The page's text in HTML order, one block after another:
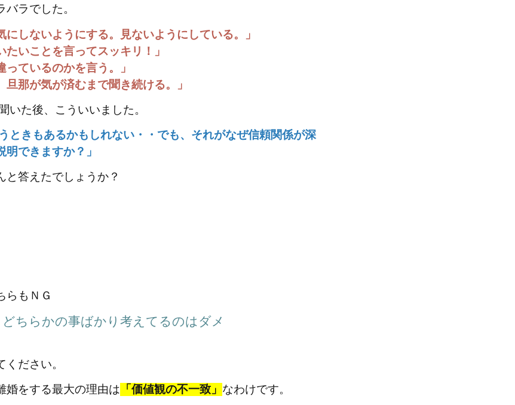
ラでした。
にしないようにする。見ないようにしている。」
たいことを言ってスッキリ！」
っているのかを言う。」
旦那が気が済むまで聞き続ける。」
いた後、こういいました。
ときもあるかもしれない・・でも、それがなぜ信頼関係が深
明できますか？」
と答えたでしょうか？
らもＮＧ
どちらかの事ばかり考えてるのはダメ
ださい。
婚をする最大の理由は 「価値観の不一致」 なわけです。